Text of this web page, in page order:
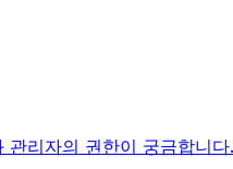
관리자의 권한이 궁금합니다.